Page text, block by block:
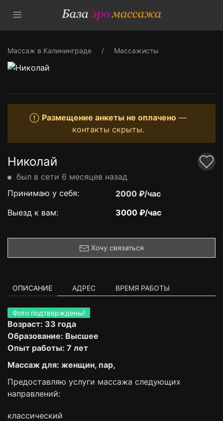
Массаж в Калининграде Массажисты
Размещение анкеты не оплачено —
контакты скрыты.
Николай
был в сети 6 месяцев назад
Принимаю у себя:
2000 ₽/час
Выезд к вам:
3000 ₽/час
Хочу связаться
ОПИСАНИЕ АДРЕС ВРЕМЯ РАБОТЫ
Фото подтверждены!
Возраст: 33 года
Образование: Высшее
Опыт работы: 7 лет
Массаж для: женщин, пар,
Предоставляю услуги массажа следующих
направлений:
классический